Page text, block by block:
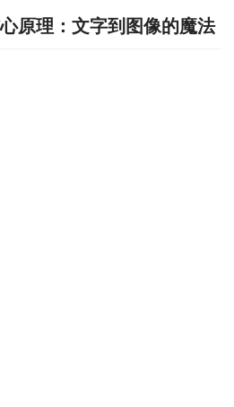
原理：文字到图像的魔法